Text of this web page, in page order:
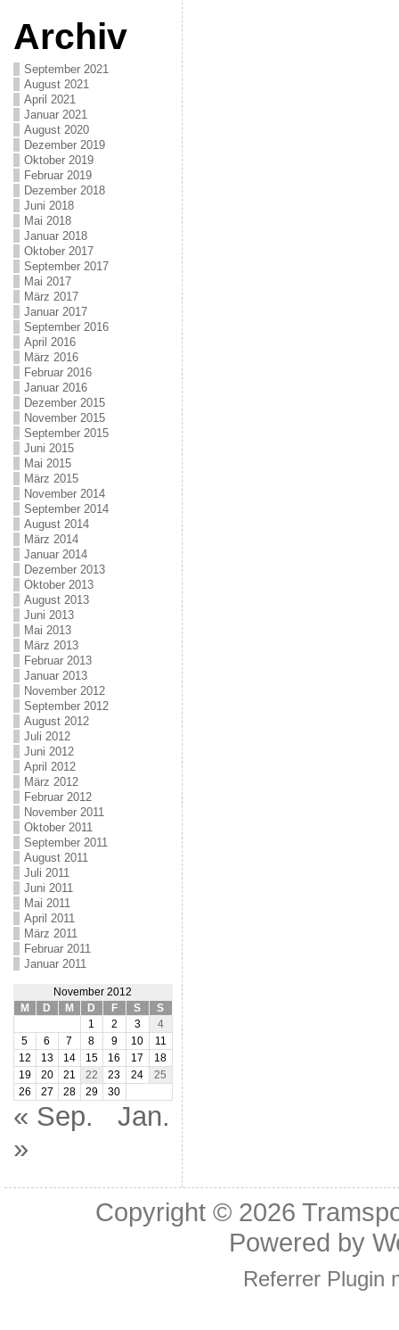
Archiv
September 2021
August 2021
April 2021
Januar 2021
August 2020
Dezember 2019
Oktober 2019
Februar 2019
Dezember 2018
Juni 2018
Mai 2018
Januar 2018
Oktober 2017
September 2017
Mai 2017
März 2017
Januar 2017
September 2016
April 2016
März 2016
Februar 2016
Januar 2016
Dezember 2015
November 2015
September 2015
Juni 2015
Mai 2015
März 2015
November 2014
September 2014
August 2014
März 2014
Januar 2014
Dezember 2013
Oktober 2013
August 2013
Juni 2013
Mai 2013
März 2013
Februar 2013
Januar 2013
November 2012
September 2012
August 2012
Juli 2012
Juni 2012
April 2012
März 2012
Februar 2012
November 2011
Oktober 2011
September 2011
August 2011
Juli 2011
Juni 2011
Mai 2011
April 2011
März 2011
Februar 2011
Januar 2011
November 2012
M
D M D F S
S
1
2 3
4
5
6 7 8 9 10
11
12
13 14 15 16 17
18
19
20 21 22 23 24
25
26
27 28 29 30
« Sep.
Jan.
»
Copyright © 2026
Powered by
Referrer Plugin